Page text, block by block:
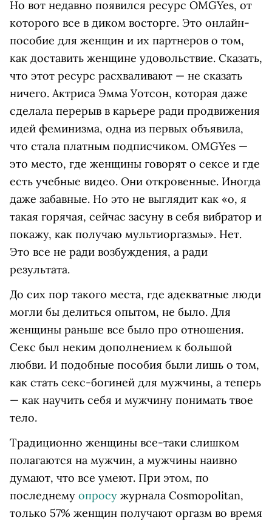
Но вот недавно появился ресурс OMGYes, от
которого все в диком восторге. Это онлайн-
пособие для женщин и их партнеров о том,
как доставить женщине удовольствие. Сказать,
что этот ресурс расхваливают — не сказать
ничего. Актриса Эмма Уотсон, которая даже
сделала перерыв в карьере ради продвижения
идей феминизма, одна из первых объявила,
что стала платным подписчиком. OMGYes —
это место, где женщины говорят о сексе и где
есть учебные видео. Они откровенные. Иногда
даже забавные. Но это не выглядит как «о, я
такая горячая, сейчас засуну в себя вибратор и
покажу, как получаю мультиоргазмы». Нет.
Это все не ради возбуждения, а ради
результата.
До сих пор такого места, где адекватные люди
могли бы делиться опытом, не было. Для
женщины раньше все было про отношения.
Секс был неким дополнением к большой
любви. И подобные пособия были лишь о том,
как стать секс-богиней для мужчины, а теперь
— как научить себя и мужчину понимать твое
тело.
Традиционно женщины все-таки слишком
полагаются на мужчин, а мужчины наивно
думают, что все умеют. При этом, по
последнему опросу журнала Cosmopolitan,
только 57% женщин получают оргазм во время